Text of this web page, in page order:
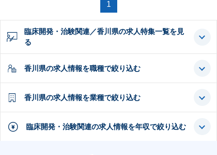
1
臨床開発・治験関連／香川県の求人特集一覧を見
る
香川県の求人情報を職種で絞り込む
香川県の求人情報を業種で絞り込む
臨床開発・治験関連の求人情報を年収で絞り込む